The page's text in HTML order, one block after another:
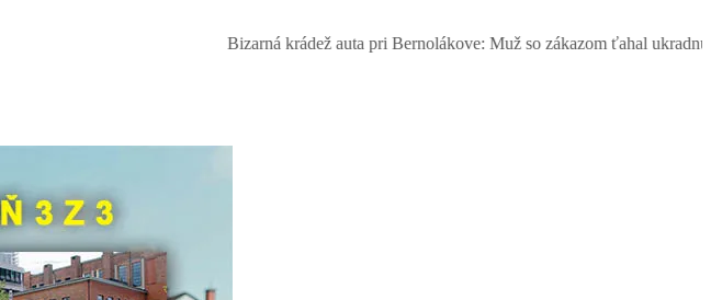
Bizarná krádež auta pri Bernolákove: Muž so zákazom ťahal ukradnutý Seat,